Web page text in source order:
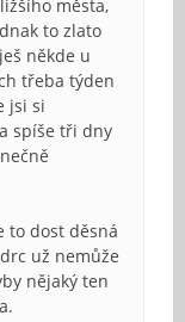
města,
to zlato
někde u
třeba týden
jsi si
spíše tři dny
to dost děsná
už nemůže
nějaký ten